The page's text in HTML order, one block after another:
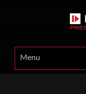
Menu